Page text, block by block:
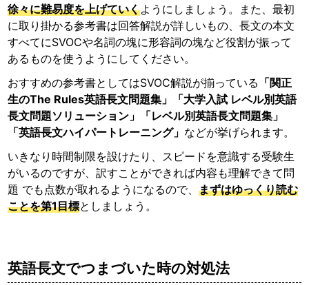
徐々に難易度を上げていくようにしましょう。また、最初
に取り掛かる参考書は回答解説が詳しいもの、長文の本文
すべてにSVOCや名詞の塊に形容詞の塊など役割が振って
あるものを使うようにしてください。
おすすめの参考書としてはSVOC解説が揃っている 「関正
生のThe Rules英語長文問題集」「大学入試 レベル別英語
長文問題ソリューション」「レベル別英語長文問題集」
「英語長文ハイパートレーニング」 などが挙げられます。
いきなり時間制限を設けたり、スピードを意識する受験生
がいるのですが、訳すことができれば内容も理解できて問
題 でも点数が取れるようになるので、まずはゆっくり読む
ことを第1目標としましょう。
英語長文でつまづいた時の対処法